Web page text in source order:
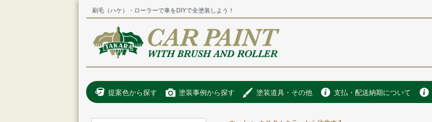
刷毛（ハケ）・ローラーで車をDIYで全塗装しよう！
提案色から探す 塗装事例から探す 塗装道具・その他 支払・配送納期について